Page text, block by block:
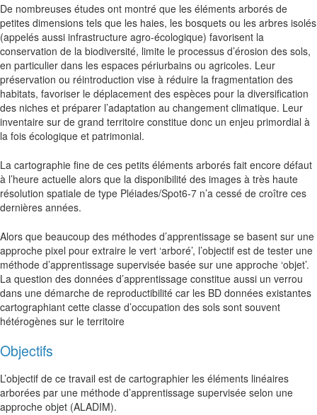
De nombreuses études ont montré que les éléments arborés de
petites dimensions tels que les haies, les bosquets ou les arbres isolés
(appelés aussi infrastructure agro-écologique) favorisent la
conservation de la biodiversité, limite le processus d’érosion des sols,
en particulier dans les espaces périurbains ou agricoles. Leur
préservation ou réintroduction vise à réduire la fragmentation des
habitats, favoriser le déplacement des espèces pour la diversification
des niches et préparer l’adaptation au changement climatique. Leur
inventaire sur de grand territoire constitue donc un enjeu primordial à
la fois écologique et patrimonial.
La cartographie fine de ces petits éléments arborés fait encore défaut
à l’heure actuelle alors que la disponibilité des images à très haute
résolution spatiale de type Pléiades/Spot6-7 n’a cessé de croître ces
dernières années.
Alors que beaucoup des méthodes d’apprentissage se basent sur une
approche pixel pour extraire le vert ‘arboré’, l’objectif est de tester une
méthode d’apprentissage supervisée basée sur une approche ‘objet’.
La question des données d’apprentissage constitue aussi un verrou
dans une démarche de reproductibilité car les BD données existantes
cartographiant cette classe d’occupation des sols sont souvent
hétérogènes sur le territoire
Objectifs
L’objectif de ce travail est de cartographier les éléments linéaires
arborées par une méthode d’apprentissage supervisée selon une
approche objet (ALADIM).